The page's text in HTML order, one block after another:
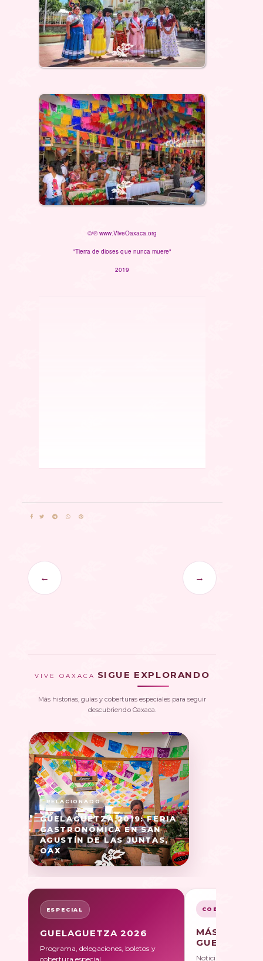
©/℗ www.ViveOaxaca.org
"Tierra de dioses que nunca muere"
2019
← →
VIVE OAXACA SIGUE EXPLORANDO
Más historias, guías y coberturas especiales para seguir
descubriendo Oaxaca.
GUELAGUETZA 2019: FERIA
GASTRONÓMICA EN SAN
AGUSTÍN DE LAS JUNTAS,
OAX
ESPECIAL
GUELAGUETZA 2026
Programa, delegaciones, boletos y
cobertura especial.
COBERTURA
MÁS SOBRE
Noticias, galerías y